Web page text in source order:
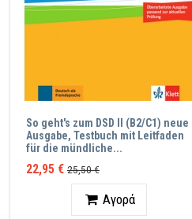
So geht's zum DSD II (B2/C1) neue
Ausgabe, Testbuch mit Leitfaden
für die mündliche...
22,95 € 25,50 €
ΠοσότηταΑγορά